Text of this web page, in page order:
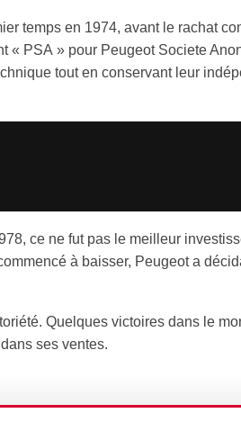
temps en 1974, avant le rachat
« PSA » pour Peugeot Societe
tout en conservant leur
ce ne fut pas le meilleur
à baisser, Peugeot a
Quelques victoires dans le
ses ventes.